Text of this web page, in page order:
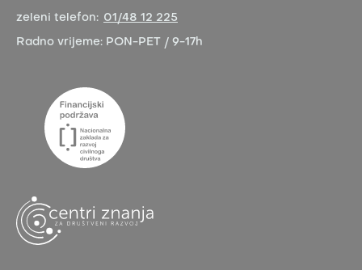
zeleni telefon: 01/48 12 225
Radno vrijeme: PON-PET / 9-17h